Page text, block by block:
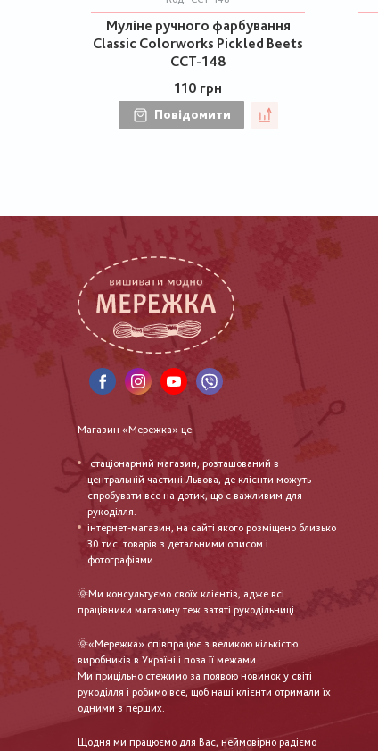
Муліне ручного фарбування
Classic Colorworks Pickled Beets
CCT-148
110 грн
Повідомити
Магазин «Мережка» це:
стаціонарний магазин, розташований в
центральній частині Львова, де клієнти можуть
спробувати все на дотик, що є важливим для
рукоділля.
інтернет-магазин, на сайті якого розміщено близько
30 тис. товарів з детальними описом і
фотографіями.
🌞Ми консультуємо своїх клієнтів, адже всі
працівники магазину теж затяті рукодільниці.
🌞«Мережка» співпрацює з великою кількістю
виробників в Україні і поза її межами.
Ми прицільно стежимо за появою новинок у світі
рукоділля і робимо все, щоб наші клієнти отримали їх
одними з перших.
Щодня ми працюємо для Вас, неймовірно радіємо